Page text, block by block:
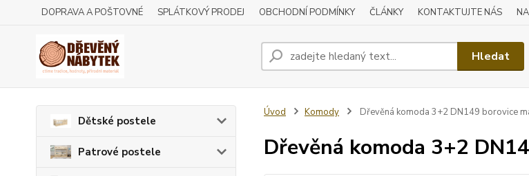
DOPRAVA A POŠTOVNÉ SPLÁTKOVÝ PRODEJ OBCHODNÍ PODMÍNKY ČLÁNKY KONTAKTUJTE NÁS
Hledat
Dětské postele
Patrové postele
Úvod Komody Dřevěná komoda 3+2 DN149 borovice
Dřevěná komoda 3+2